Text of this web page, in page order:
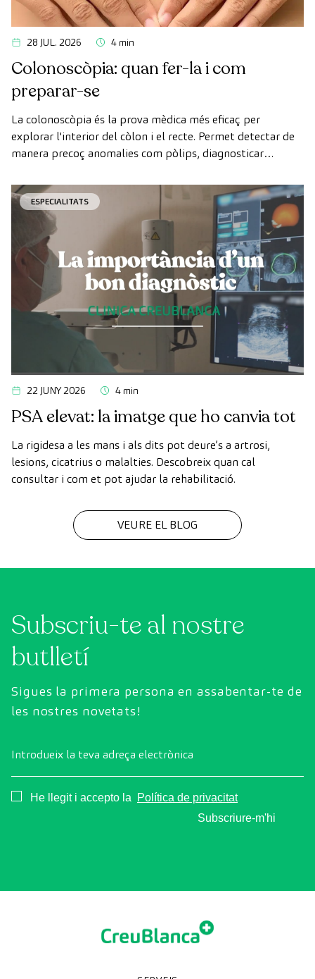
28 JUL. 2026 4 min
Colonoscòpia: quan fer-la i com
preparar-se
La colonoscòpia és la prova mèdica més eficaç per
explorar l'interior del còlon i el recte. Permet detectar de
manera precoç anomalies com pòlips, diagnosticar
ESPECIALITATS
22 JUNY 2026 4 min
PSA elevat: la imatge que ho canvia tot
La rigidesa a les mans i als dits pot deure’s a artrosi,
lesions, cicatrius o malalties. Descobreix quan cal
consultar i com et pot ajudar la rehabilitació.
VEURE EL BLOG
Subscriu-te al nostre
butlletí
Sigues la primera persona en assabentar-te de
les nostres novetats!
Introdueix la teva adreça electrònica
Consentimiento
He llegit i accepto la
Política de privacitat
Subscriure-m'hi